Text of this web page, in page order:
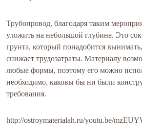
Трубопровод, благодаря таким
уложить на небольшой глубине. Это
грунта, который понадобится
снижает трудозатраты. Материалу
любые формы, поэтому его можно
необходимо, каковы бы ни были
требования.
http://ostroymaterialah.ru/youtu.be/